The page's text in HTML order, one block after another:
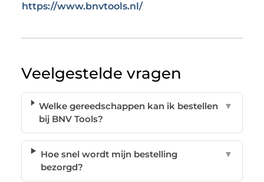
https://www.bnvtools.nl/
Veelgestelde vragen
Welke gereedschappen kan ik bestellen
bij BNV Tools?
▼
Hoe snel wordt mijn bestelling
bezorgd?
▼